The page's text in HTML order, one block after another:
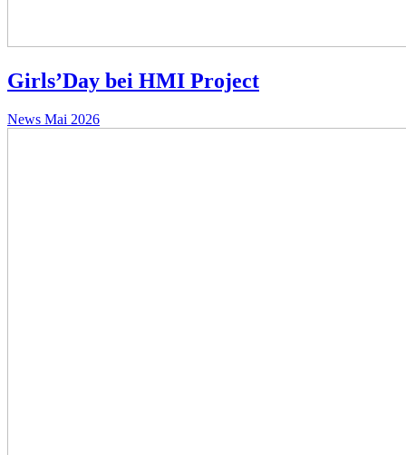
Girls’Day bei HMI Project
News Mai 2026